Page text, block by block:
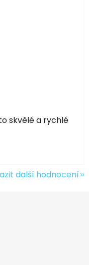
skvělé a rychlé
další hodnocení